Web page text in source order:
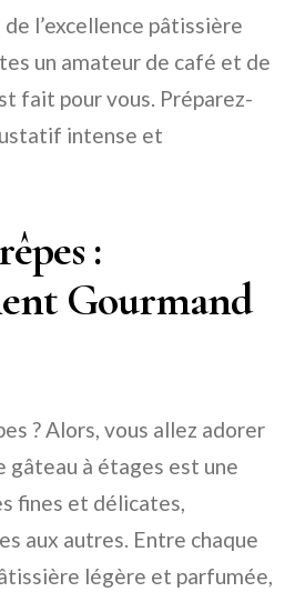
l’excellence pâtissière
un amateur de café et de
fait pour vous. Préparez-
intense et
:
Gourmand
? Alors, vous allez adorer
gâteau à étages est une
fines et délicates,
aux autres. Entre chaque
légère et parfumée,